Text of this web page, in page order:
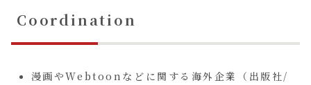
Coordination
漫画やWebtoonなどに関する海外企業（出版社/